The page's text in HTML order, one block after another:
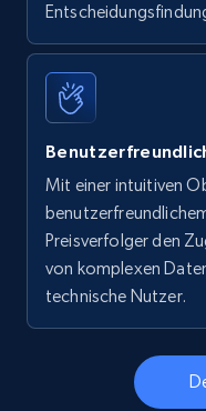
Mit einer intuitiven
Preisverfolger den
von komplexen
technische Nutzer.